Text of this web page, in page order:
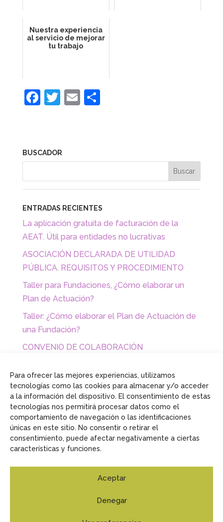
Para ofrecer las mejores experiencias, utilizamos
tecnologías como las cookies para almacenar y/o acceder
a la información del dispositivo. El consentimiento de estas
tecnologías nos permitirá procesar datos como el
comportamiento de navegación o las identificaciones
únicas en este sitio. No consentir o retirar el
consentimiento, puede afectar negativamente a ciertas
características y funciones.
Aceptar
Denegar
Nuestra experiencia
al servicio de mejorar
tu trabajo
F
e
b
o
o
k
T
er
E
ar
tir
BUSCADOR
ENTRADAS RECIENTES
La aplicación gratuita de facturación de la
AEAT. Útil para entidades no lucrativas
ASOCIACIÓN DECLARADA DE UTILIDAD
PÚBLICA. REQUISITOS Y PROCEDIMIENTO
Taller para Fundaciones, ¿Cómo elaborar un
Plan de Actuación?
Taller: ¿Cómo elaborar el Plan de Actuación de
una Fundación?
CONVENIO DE COLABORACIÓN
ASOCIACIONES
w
r